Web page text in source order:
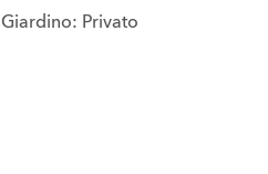
Giardino: Privato